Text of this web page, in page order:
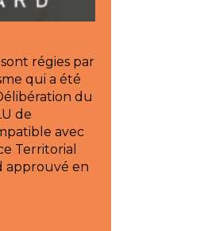
régies par
qui a été
du
de
avec
Territorial
approuvé en